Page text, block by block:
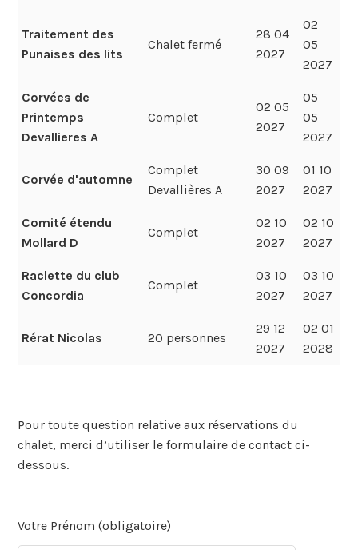
Traitement des
Punaises des lits
Chalet fermé
28 04
2027
02
05
2027
Corvées de
Printemps
Devallieres A
Complet
02 05
2027
05
05
2027
Corvée d'automne
Complet
Devallières A
30 09
2027
01 10
2027
Comité étendu
Mollard D
Complet
02 10
2027
02 10
2027
Raclette du club
Concordia
Complet
03 10
2027
03 10
2027
Rérat Nicolas 20 personnes
29 12
2027
02 01
2028
Pour toute question relative aux réservations du
chalet, merci d’utiliser le formulaire de contact ci-
dessous.
Votre Prénom (obligatoire)